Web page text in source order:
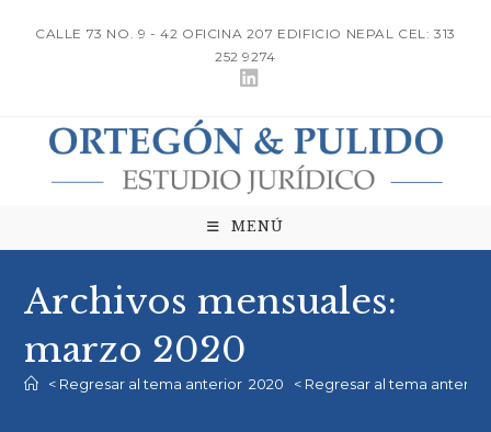
CALLE 73 NO. 9 - 42 OFICINA 207 EDIFICIO NEPAL CEL: 313
252 9274
MENÚ
Archivos mensuales:
marzo 2020
< Regresar al tema anterior 2020 < Regresar al tema anterior